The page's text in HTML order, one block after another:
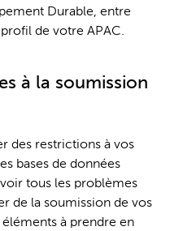
Durable, entre
de votre APAC.
à la soumission
des restrictions à vos
bases de données
tous les problèmes
de la soumission de vos
à prendre en